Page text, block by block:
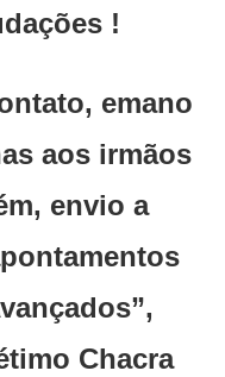
!
emano
aos irmãos
envio a
Chacra